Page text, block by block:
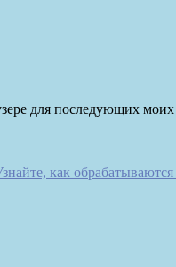
для последующих
как